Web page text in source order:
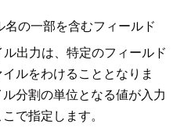
の一部を含むフィールド
出力は、特定のフィールド
ルをわけることとなりま
分割の単位となる値が入力
で指定します。